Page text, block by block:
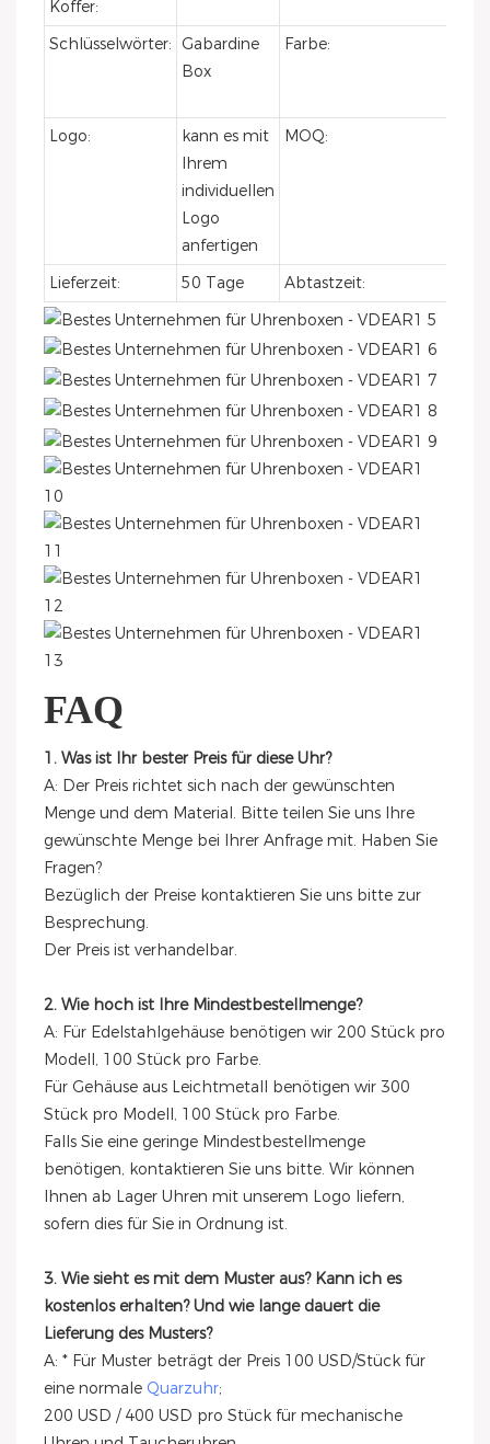
Koffer:
Schlüsselwörter:
Gabardine
Box
Farbe:
Logo:
kann es mit
Ihrem
individuellen
Logo
anfertigen
MOQ:
Lieferzeit: 50 Tage Abtastzeit:
FAQ
1. Was ist Ihr bester Preis für diese Uhr?
A: Der Preis richtet sich nach der gewünschten
Menge und dem Material. Bitte teilen Sie uns Ihre
gewünschte Menge bei Ihrer Anfrage mit. Haben Sie
Fragen?
Bezüglich der Preise kontaktieren Sie uns bitte zur
Besprechung.
Der Preis ist verhandelbar.
2. Wie hoch ist Ihre Mindestbestellmenge?
A: Für Edelstahlgehäuse benötigen wir 200 Stück pro
Modell, 100 Stück pro Farbe.
Für Gehäuse aus Leichtmetall benötigen wir 300
Stück pro Modell, 100 Stück pro Farbe.
Falls Sie eine geringe Mindestbestellmenge
benötigen, kontaktieren Sie uns bitte. Wir können
Ihnen ab Lager Uhren mit unserem Logo liefern,
sofern dies für Sie in Ordnung ist.
3. Wie sieht es mit dem Muster aus? Kann ich es
kostenlos erhalten? Und wie lange dauert die
Lieferung des Musters?
A: * Für Muster beträgt der Preis 100 USD/Stück für
eine normale Quarzuhr;
200 USD / 400 USD pro Stück für mechanische